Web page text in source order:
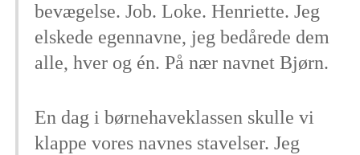
bevægelse. Job. Loke. Henriette. Jeg
elskede egennavne, jeg bedårede dem
alle, hver og én. På nær navnet Bjørn.
En dag i børnehaveklassen skulle vi
klappe vores navnes stavelser. Jeg